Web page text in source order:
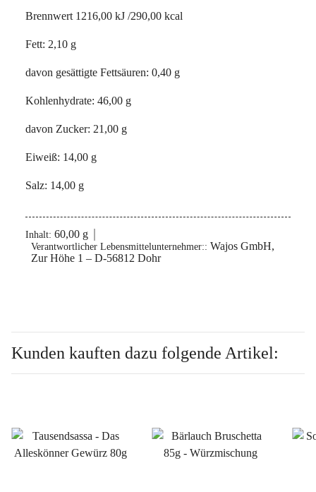
Brennwert 1216,00 kJ /290,00 kcal
Fett: 2,10 g
davon gesättigte Fettsäuren: 0,40 g
Kohlenhydrate: 46,00 g
davon Zucker: 21,00 g
Eiweiß: 14,00 g
Salz: 14,00 g
Inhalt: 60,00 g
Verantwortlicher Lebensmittelunternehmer:: Wajos GmbH,
Zur Höhe 1 – D-56812 Dohr
Kunden kauften dazu folgende Artikel: